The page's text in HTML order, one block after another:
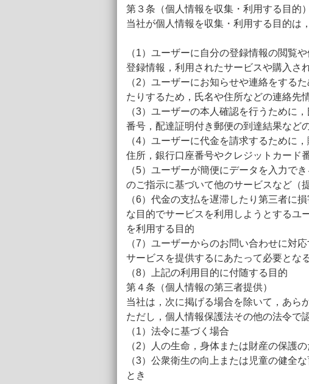
第３条（個人情報を収集・利用する目的）
当社が個人情報を収集・利用する目的は
（1）ユーザーに自分の登録情報の閲覧
登録情報，利用されたサービスや購入さ
（2）ユーザーにお知らせや連絡をする
たりするため，氏名や住所などの連絡先
（3）ユーザーの本人確認を行うために
番号，配達証明付き郵便の到達結果など
（4）ユーザーに代金を請求するために
住所，銀行口座番号やクレジットカード
（5）ユーザーが簡便にデータを入力で
のご指示に基づいて他のサービスなど（
（6）代金の支払を遅滞したり第三者に
な目的でサービスを利用しようとするユ
を利用する目的
（7）ユーザーからのお問い合わせに対
サービスを提供するにあたって必要とな
（8）上記の利用目的に付随する目的
第４条（個人情報の第三者提供）
当社は，次に掲げる場合を除いて，あら
ただし，個人情報保護法その他の法令で
（1）法令に基づく場合
（2）人の生命，身体または財産の保護
（3）公衆衛生の向上または児童の健全
とき